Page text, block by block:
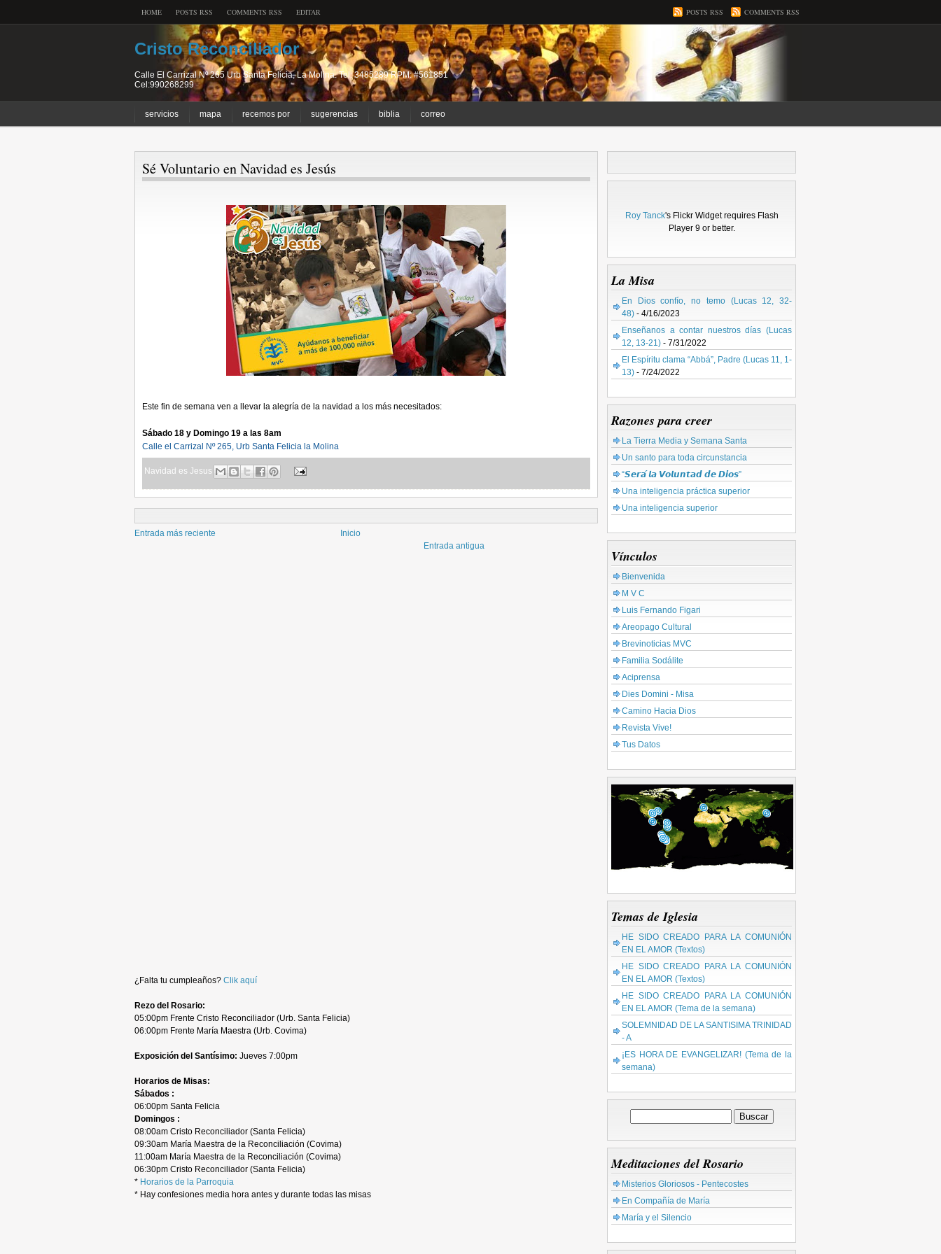
HOME POSTS RSS COMMENTS RSS EDITAR POSTS RSS COMMENTS RSS
Cristo Reconciliador
Calle El Carrizal Nº 265 Urb Santa Felicia, La Molina. Tel: 3485289 RPM: #561851
Cel:990268299
servicios mapa recemos por sugerencias biblia correo
Sé Voluntario en Navidad es Jesús
Este fin de semana ven a llevar la alegría de la navidad a los más necesitados:
Sábado 18 y Domingo 19 a las 8am
Calle el Carrizal Nº 265, Urb Santa Felicia la Molina
Navidad es Jesus
Entrada más reciente
Entrada antigua
Inicio
¿Falta tu cumpleaños? Clik aquí
Rezo del Rosario:
05:00pm Frente Cristo Reconciliador (Urb. Santa Felicia)
06:00pm Frente María Maestra (Urb. Covima)
Exposición del Santísimo: Jueves 7:00pm
Horarios de Misas:
Sábados :
06:00pm Santa Felicia
Domingos :
08:00am Cristo Reconciliador (Santa Felicia)
09:30am María Maestra de la Reconciliación (Covima)
11:00am María Maestra de la Reconciliación (Covima)
06:30pm Cristo Reconciliador (Santa Felicia)
* Horarios de la Parroquia
* Hay confesiones media hora antes y durante todas las misas
Roy Tanck's Flickr Widget requires Flash
Player 9 or better.
La Misa
En Dios confío, no temo (Lucas 12, 32-
48) - 4/16/2023
Enseñanos a contar nuestros días (Lucas
12, 13-21) - 7/31/2022
El Espíritu clama “Abbá”, Padre (Lucas 11, 1-
13) - 7/24/2022
Razones para creer
La Tierra Media y Semana Santa
Un santo para toda circunstancia
“𝙎𝙚𝙧𝙖́ 𝙡𝙖 𝙑𝙤𝙡𝙪𝙣𝙩𝙖𝙙 𝙙𝙚 𝘿𝙞𝙤𝙨”
Una inteligencia práctica superior
Una inteligencia superior
Vínculos
Bienvenida
M V C
Luis Fernando Figari
Areopago Cultural
Brevinoticias MVC
Familia Sodálite
Aciprensa
Dies Domini - Misa
Camino Hacia Dios
Revista Vive!
Tus Datos
Temas de Iglesia
HE SIDO CREADO PARA LA COMUNIÓN
EN EL AMOR (Textos)
HE SIDO CREADO PARA LA COMUNIÓN
EN EL AMOR (Textos)
HE SIDO CREADO PARA LA COMUNIÓN
EN EL AMOR (Tema de la semana)
SOLEMNIDAD DE LA SANTISIMA TRINIDAD
- A
¡ES HORA DE EVANGELIZAR! (Tema de la
semana)
Meditaciones del Rosario
Misterios Gloriosos - Pentecostes
En Compañía de María
María y el Silencio